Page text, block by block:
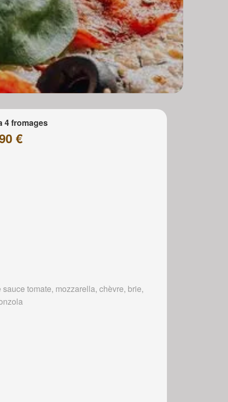
4 fromages
€
sauce tomate, mozzarella, chèvre, brie,